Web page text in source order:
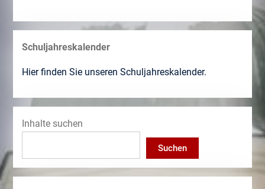
Schuljahreskalender
Hier finden Sie unseren Schuljahreskalender.
Inhalte suchen
Suchen